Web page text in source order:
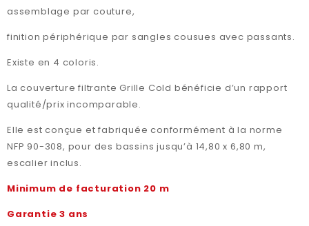
assemblage par couture,
finition périphérique par sangles cousues avec passants.
Existe en 4 coloris.
La couverture filtrante Grille Cold bénéficie d’un rapport
qualité/prix incomparable.
Elle est conçue et fabriquée conformément à la norme
NFP 90-308, pour des bassins jusqu’à 14,80 x 6,80 m,
escalier inclus.
Minimum de facturation 20 m
Garantie 3 ans